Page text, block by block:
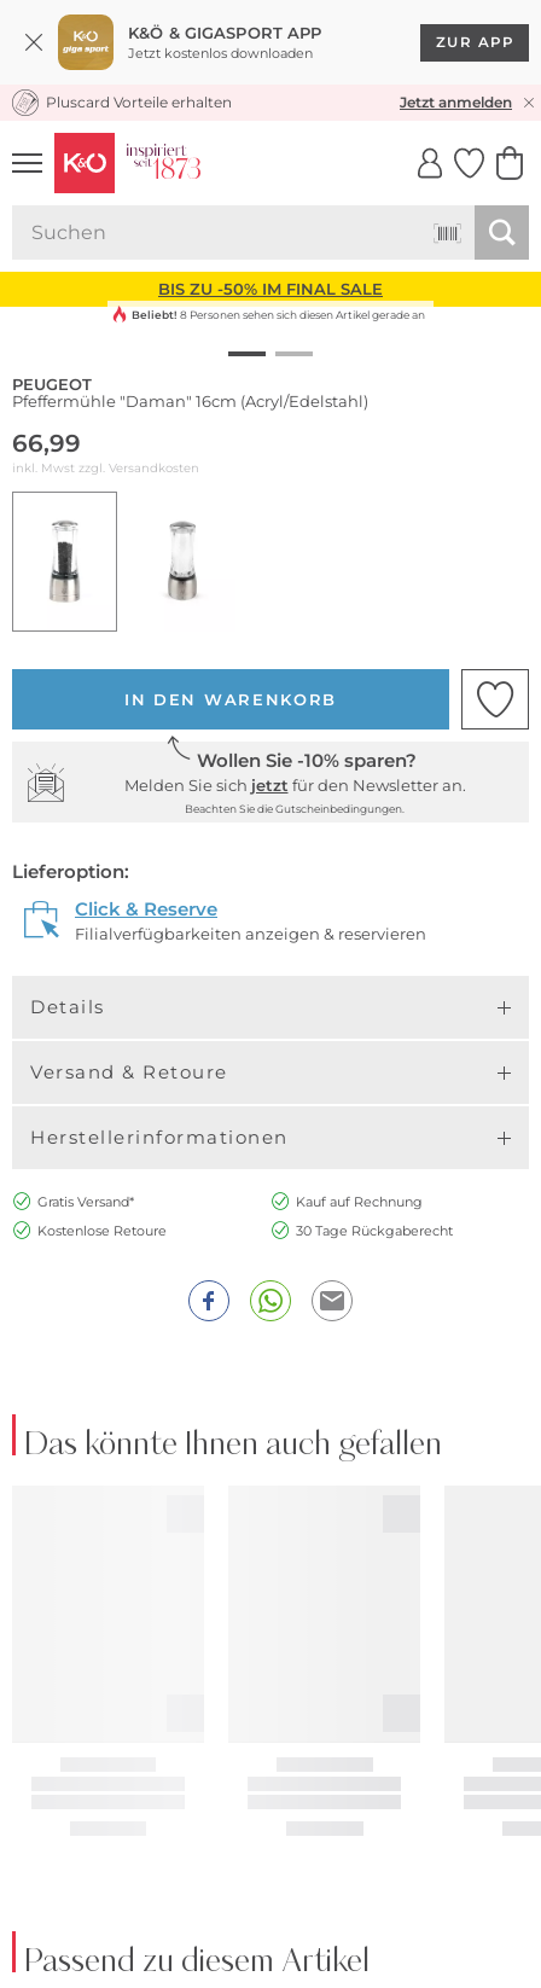
K&Ö & GIGASPORT APP
Jetzt kostenlos downloaden
ZUR APP
KOSTENLOSER VERSAND* & RÜCKVERSAND
Pluscard Vorteile erhalten Jetzt anmelden
UNSERE APP
CLICK &
BIS ZU -50% IM FINAL SALE
Beliebt! 8 Personen sehen sich diesen Artikel gerade an
PEUGEOT
Pfeffermühle "Daman" 16cm (Acryl/Edelstahl)
66,99
inkl. Mwst zzgl. Versandkosten
IN DEN WARENKORB
Wollen Sie -10% sparen?
Melden Sie sich jetzt für den Newsletter an.
Beachten Sie die Gutscheinbedingungen.
Lieferoption:
Click & Reserve
Filialverfügbarkeiten anzeigen & reservieren
Details
Versand & Retoure
Herstellerinformationen
Gratis Versand*
Kauf auf Rechnung
Kostenlose Retoure
30 Tage Rückgaberecht
Das könnte Ihnen auch gefallen
Passend zu diesem Artikel